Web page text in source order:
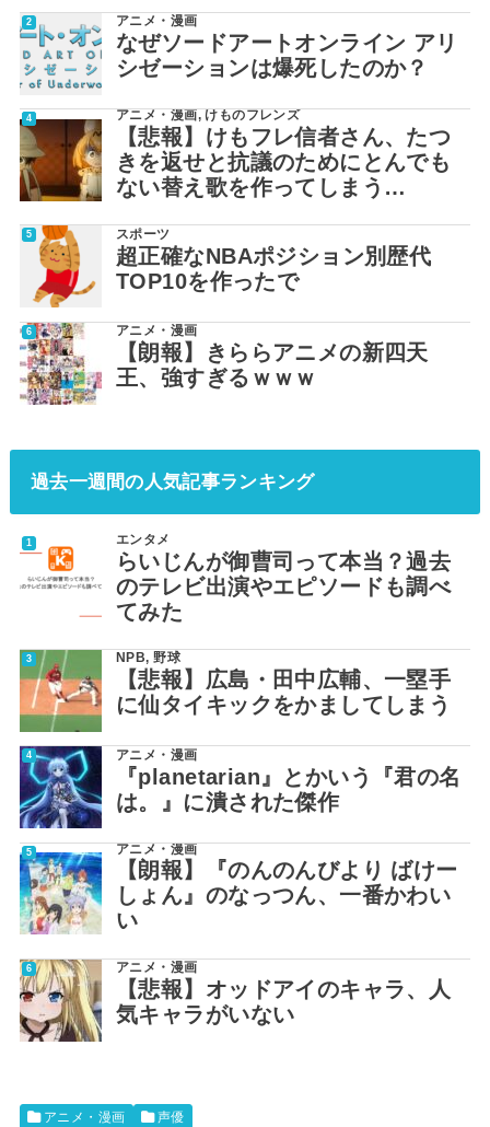
アニメ・漫画
なぜソードアートオンライン アリ
シゼーションは爆死したのか？
アニメ・漫画, けものフレンズ
【悲報】けもフレ信者さん、たつ
きを返せと抗議のためにとんでも
ない替え歌を作ってしまう…
スポーツ
超正確なNBAポジション別歴代
TOP10を作ったで
アニメ・漫画
【朗報】きららアニメの新四天
王、強すぎるｗｗｗ
過去一週間の人気記事ランキング
エンタメ
らいじんが御曹司って本当？過去
のテレビ出演やエピソードも調べ
てみた
NPB,野球
【悲報】広島・田中広輔、一塁手
に仙タイキックをかましてしまう
アニメ・漫画
『planetarian』とかいう『君の名
は。』に潰された傑作
アニメ・漫画
【朗報】『のんのんびより ばけー
しょん』のなっつん、一番かわい
い
アニメ・漫画
【悲報】オッドアイのキャラ、人
気キャラがいない
アニメ・漫画 声優